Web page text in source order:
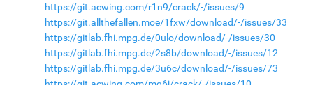
https://git.acwing.com/r1n9/crack/-/issues/9
https://git.allthefallen.moe/1fxw/download/-/issues/33
https://gitlab.fhi.mpg.de/0ulo/download/-/issues/30
https://gitlab.fhi.mpg.de/2s8b/download/-/issues/12
https://gitlab.fhi.mpg.de/3u6c/download/-/issues/73